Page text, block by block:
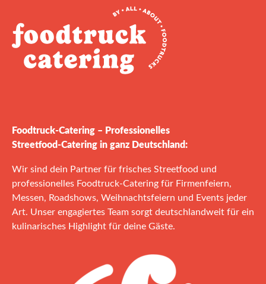
Foodtruck‑Catering – Professionelles
Streetfood‑Catering in ganz Deutschland:
Wir sind dein Partner für frisches Streetfood und
professionelles Foodtruck‑Catering für Firmenfeiern,
Messen, Roadshows, Weihnachtsfeiern und Events jeder
Art. Unser engagiertes Team sorgt deutschlandweit für ein
kulinarisches Highlight für deine Gäste.